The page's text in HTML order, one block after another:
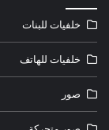
خلفيات للبنات
خلفيات للهاتف
صور